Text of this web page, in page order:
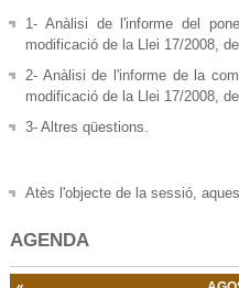
1- Anàlisi de l'informe del
modificació de la Llei 17/2008,
2- Anàlisi de l'informe de la
modificació de la Llei 17/2008,
3- Altres qüestions.
Atès l'objecte de la sessió,
AGENDA